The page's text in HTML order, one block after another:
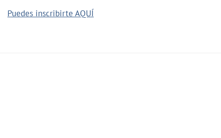
Puedes inscribirte AQUÍ